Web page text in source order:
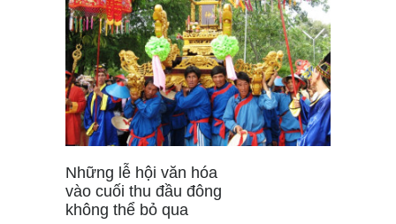
Những lễ hội văn hóa
vào cuối thu đầu đông
không thể bỏ qua